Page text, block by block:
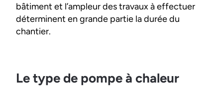
bâtiment et l’ampleur des travaux à effectuer
déterminent en grande partie la durée du
chantier.
Le type de pompe à chaleur